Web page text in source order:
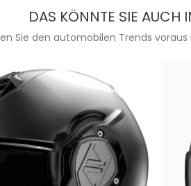
DAS KÖNNTE SIE AUCH
Sie den automobilen Trends